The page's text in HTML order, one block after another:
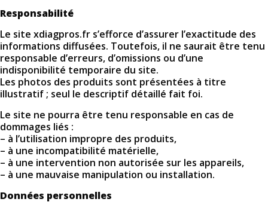
Responsabilité
Le site xdiagpros.fr s’efforce d’assurer l’exactitude des
informations diffusées. Toutefois, il ne saurait être tenu
responsable d’erreurs, d’omissions ou d’une
indisponibilité temporaire du site.
Les photos des produits sont présentées à titre
illustratif ; seul le descriptif détaillé fait foi.
Le site ne pourra être tenu responsable en cas de
dommages liés :
– à l’utilisation impropre des produits,
– à une incompatibilité matérielle,
– à une intervention non autorisée sur les appareils,
– à une mauvaise manipulation ou installation.
Données personnelles